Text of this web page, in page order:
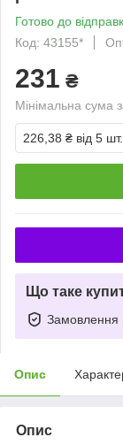
Готово до
Код: 43155*
231 ₴
Мінімальна сума
226,38 ₴ від 5 шт.
Що таке
Замовлення
Опис
Опис